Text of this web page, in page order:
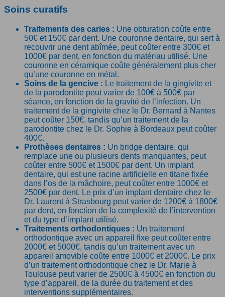
Soins curatifs
Traitements des caries : Une obturation coûte entre
50€ et 150€ par dent. Une couronne dentaire, qui sert à
recouvrir une dent abîmée, peut coûter entre 300€ et
1000€ par dent, en fonction du matériau utilisé. Une
couronne en céramique coûte généralement plus cher
qu’une couronne en métal.
Soins de la gencive : Le traitement de la gingivite et
de la parodontite peut varier de 100€ à 500€ par
séance, en fonction de la gravité de l’infection. Un
traitement de la gingivite chez le Dr. Bernard à Nantes
peut coûter 150€, tandis qu’un traitement de la
parodontite chez le Dr. Sophie à Bordeaux peut coûter
400€.
Prothèses dentaires : Un bridge dentaire, qui
remplace une ou plusieurs dents manquantes, peut
coûter entre 500€ et 1500€ par dent. Un implant
dentaire, qui est une racine artificielle en titane fixée
dans l’os de la mâchoire, peut coûter entre 1000€ et
2500€ par dent. Le prix d’un implant dentaire chez le
Dr. Laurent à Strasbourg peut varier de 1200€ à 1800€
par dent, en fonction de la complexité de l’intervention
et du type d’implant utilisé.
Traitements orthodontiques : Un traitement
orthodontique avec un appareil fixe peut coûter entre
2000€ et 5000€, tandis qu’un traitement avec un
appareil amovible coûte entre 1000€ et 2000€. Le prix
d’un traitement orthodontique chez le Dr. Marie à
Toulouse peut varier de 2500€ à 4500€ en fonction du
type d’appareil, de la durée du traitement et des
interventions supplémentaires.